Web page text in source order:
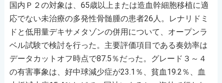
国内Ｐ２の対象は、65歳以上または造血幹細胞移植に適
応でない未治療の多発性骨髄腫の患者26人。レナリドミ
ドと低用量デキサメタゾンの併用について、オープンラ
ベル試験で検討を行った。主要評価項目である奏効率は
データカットオフ時点で87.5％だった。グレード３～４
の有害事象は、好中球減少症が23.1％、貧血19.2％、血